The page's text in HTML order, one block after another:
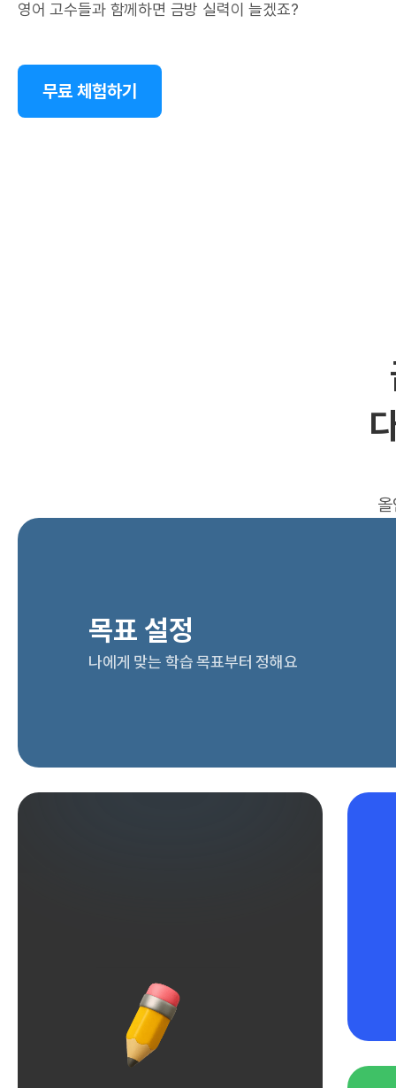
영어 고수들과 함께하면 금방 실력이 늘겠죠?
무료 체험하기
목표 설정
나에게 맞는 학습 목표부터 정해요